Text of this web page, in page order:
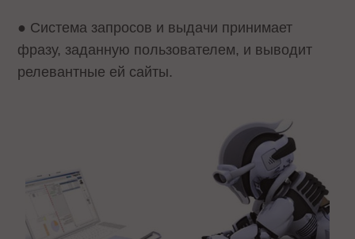
● Система запросов и выдачи принимает
фразу, заданную пользователем, и выводит
релевантные ей сайты.